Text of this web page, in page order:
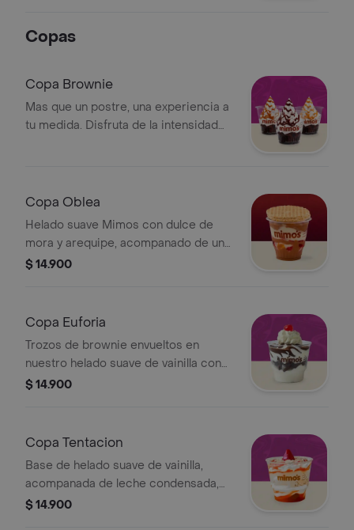
Copas
Copa Brownie
Mas que un postre, una experiencia a
tu medida. Disfruta de la intensidad
Copa Oblea
Helado suave Mimos con dulce de
mora y arequipe, acompanado de una
oblea ubicada en la parte superior de
$ 14.900
Copa Euforia
Trozos de brownie envueltos en
nuestro helado suave de vainilla con
un toque de salsa de chocolate
$ 14.900
Copa Tentacion
Base de helado suave de vainilla,
acompanada de leche condensada,
galleta Macarena y fresas en almibar
$ 14.900